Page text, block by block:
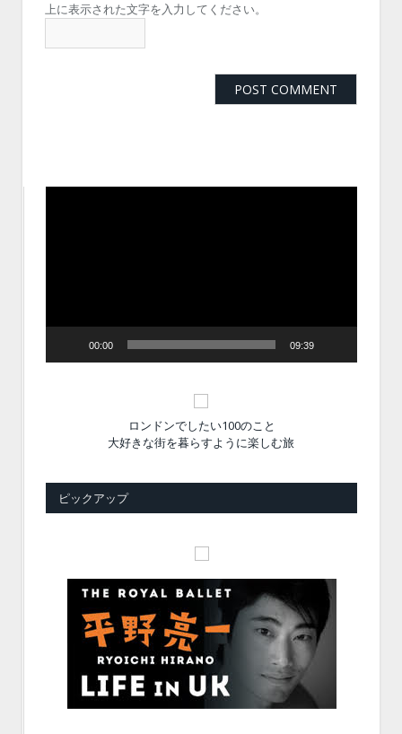
上に表示された文字を入力してください。
00:00 09:39
ロンドンでしたい100のこと
大好きな街を暮らすように楽しむ旅
ピックアップ